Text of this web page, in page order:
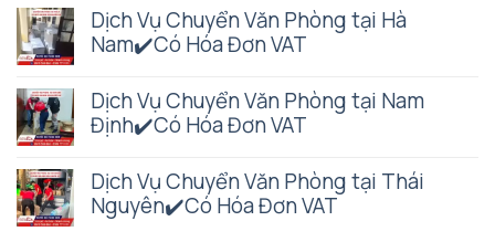
Dịch Vụ Chuyển Văn Phòng tại Hà
Nam✔️Có Hóa Đơn VAT
Dịch Vụ Chuyển Văn Phòng tại Nam
Định✔️Có Hóa Đơn VAT
Dịch Vụ Chuyển Văn Phòng tại Thái
Nguyên✔️Có Hóa Đơn VAT